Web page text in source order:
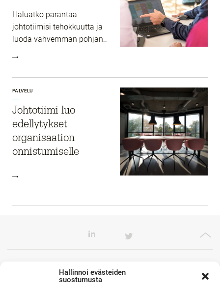
Hallinnoi evästeiden
suostumusta
Haluatko parantaa
johtotiimisi tehokkuutta ja
luoda vahvemman pohjan..
PALVELU
Johtotiimi luo
edellytykset
organisaation
onnistumiselle
Toimistomme Euroopassa